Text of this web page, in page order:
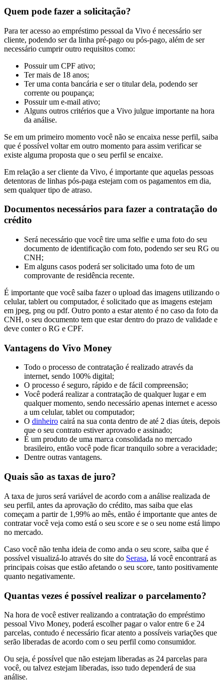
Quem pode fazer a solicitação?
Para ter acesso ao empréstimo pessoal da Vivo é necessário ser
cliente, podendo ser da linha pré-pago ou pós-pago, além de ser
necessário cumprir outro requisitos como:
Possuir um CPF ativo;
Ter mais de 18 anos;
Ter uma conta bancária e ser o titular dela, podendo ser
corrente ou poupança;
Possuir um e-mail ativo;
Alguns outros critérios que a Vivo julgue importante na hora
da análise.
Se em um primeiro momento você não se encaixa nesse perfil, saiba
que é possível voltar em outro momento para assim verificar se
existe alguma proposta que o seu perfil se encaixe.
Em relação a ser cliente da Vivo, é importante que aquelas pessoas
detentoras de linhas pós-paga estejam com os pagamentos em dia,
sem qualquer tipo de atraso.
Documentos necessários para fazer a contratação do
crédito
Será necessário que você tire uma selfie e uma foto do seu
documento de identificação com foto, podendo ser seu RG ou
CNH;
Em alguns casos poderá ser solicitado uma foto de um
comprovante de residência recente.
É importante que você saiba fazer o upload das imagens utilizando o
celular, tablert ou computador, é solicitado que as imagens estejam
em jpeg, png ou pdf. Outro ponto a estar atento é no caso da foto da
CNH, o seu documento tem que estar dentro do prazo de validade e
deve conter o RG e CPF.
Vantagens do Vivo Money
Todo o processo de contratação é realizado através da
internet, sendo 100% digital;
O processo é seguro, rápido e de fácil compreensão;
Você poderá realizar a contratação de qualquer lugar e em
qualquer momento, sendo necessário apenas internet e acesso
a um celular, tablet ou computador;
O dinheiro cairá na sua conta dentro de até 2 dias úteis, depois
que o seu contrato estiver aprovado e assinado;
É um produto de uma marca consolidada no mercado
brasileiro, então você pode ficar tranquilo sobre a veracidade;
Dentre outras vantagens.
Quais são as taxas de juro?
A taxa de juros será variável de acordo com a análise realizada de
seu perfil, antes da aprovação do crédito, mas saiba que elas
começam a partir de 1,99% ao mês, então é importante que antes de
contratar você veja como está o seu score e se o seu nome está limpo
no mercado.
Caso você não tenha ideia de como anda o seu score, saiba que é
possível visualizá-lo através do site do Serasa, lá você encontrará as
principais coisas que estão afetando o seu score, tanto positivamente
quanto negativamente.
Quantas vezes é possível realizar o parcelamento?
Na hora de você estiver realizando a contratação do empréstimo
pessoal Vivo Money, poderá escolher pagar o valor entre 6 e 24
parcelas, contudo é necessário ficar atento a possíveis variações que
serão liberadas de acordo com o seu perfil como consumidor.
Ou seja, é possível que não estejam liberadas as 24 parcelas para
você, ou talvez estejam liberadas, isso tudo dependerá de sua
análise.